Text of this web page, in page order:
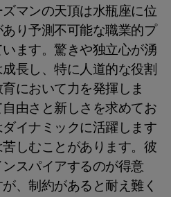
マンの天頂は水瓶座に位
り予測不可能な職業的プ
ます。驚きや独立心が湧
長し、特に人道的な役割
において力を発揮しま
由さと新しさを求めてお
イナミックに活躍します
しむことがあります。彼
スパイアするのが得意
、制約があると耐え難く